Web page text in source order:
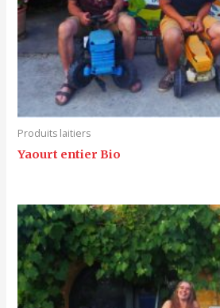
Produits laitiers
Yaourt entier Bio